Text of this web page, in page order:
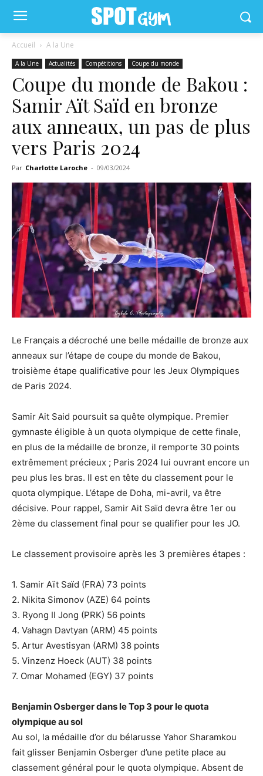
Accueil A la Une
A la Une Actualités Compétitions Coupe du monde
Coupe du monde de Bakou :
Samir Aït Saïd en bronze
aux anneaux, un pas de plus
vers Paris 2024
Par Charlotte Laroche - 09/03/2024
Le Français a décroché une belle médaille de bronze aux
anneaux sur l’étape de coupe du monde de Bakou,
troisième étape qualificative pour les Jeux Olympiques
de Paris 2024.
Samir Ait Said poursuit sa quête olympique. Premier
gymnaste éligible à un quota olympique de cette finale,
en plus de la médaille de bronze, il remporte 30 points
extrêmement précieux ; Paris 2024 lui ouvrant encore un
peu plus les bras. Il est en tête du classement pour le
quota olympique. L’étape de Doha, mi-avril, va être
décisive. Pour rappel, Samir Ait Saïd devra être 1er ou
2ème du classement final pour se qualifier pour les JO.
Le classement provisoire après les 3 premières étapes :
1. Samir Aït Saïd (FRA) 73 points
2. Nikita Simonov (AZE) 64 points
3. Ryong II Jong (PRK) 56 points
4. Vahagn Davtyan (ARM) 45 points
5. Artur Avestisyan (ARM) 38 points
5. Vinzenz Hoeck (AUT) 38 points
7. Omar Mohamed (EGY) 37 points
Benjamin Osberger dans le Top 3 pour le quota
olympique au sol
Au sol, la médaille d’or du bélarusse Yahor Sharamkou
fait glisser Benjamin Osberger d’une petite place au
classement général pour le quota olympique. Absent de